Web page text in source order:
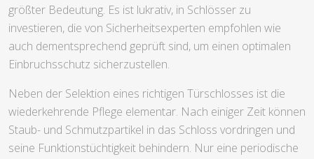
größter Bedeutung. Es ist lukrativ, in Schlösser zu
investieren, die von Sicherheitsexperten empfohlen wie
auch dementsprechend geprüft sind, um einen optimalen
Einbruchsschutz sicherzustellen.
Neben der Selektion eines richtigen Türschlosses ist die
wiederkehrende Pflege elementar. Nach einiger Zeit können
Staub- und Schmutzpartikel in das Schloss vordringen und
seine Funktionstüchtigkeit behindern. Nur eine periodische